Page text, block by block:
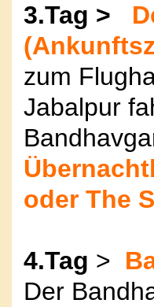
3.Tag >
zum
Jabalpur
oder The
4.Tag >
Der